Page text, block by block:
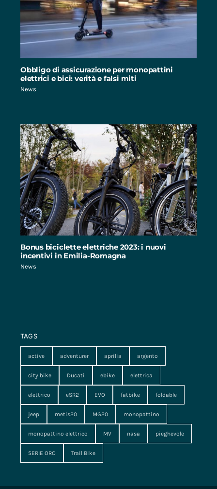
Obbligo di assicurazione per monopattini
elettrici e bici: verità e falsi miti
News
Bonus biciclette elettriche 2023: i nuovi
incentivi in Emilia-Romagna
News
TAGS
active adventurer aprilia argento
city bike Ducati ebike elettrica
elettrico eSR2 EVO fatbike foldable
jeep metis20 MG20 monopattino
monopattino elettrico MV nasa pieghevole
SERIE ORO Trail Bike